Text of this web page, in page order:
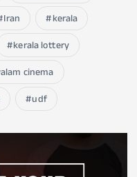
Iran
kerala
kerala lottery
cinema
udf